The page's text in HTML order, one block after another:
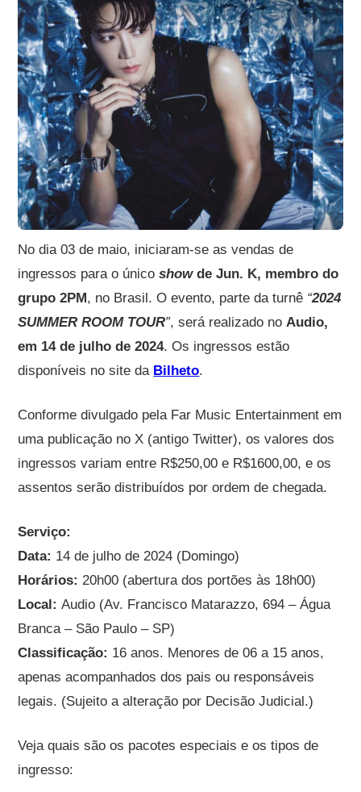
No dia 03 de maio, iniciaram-se as vendas de
ingressos para o único showdeJun. K, membro do
grupo2PM, no Brasil. O evento, parte da turnê “2024
SUMMER ROOM TOUR”, será realizado no Audio,
em 14 de julho de 2024. Os ingressos estão
disponíveis no site da Bilheto.
Conforme divulgado pela Far Music Entertainment em
uma publicação no X (antigo Twitter), os valores dos
ingressos variam entre R$250,00 e R$1600,00, e os
assentos serão distribuídos por ordem de chegada.
Serviço:
Data: 14 de julho de 2024 (Domingo)
Horários: 20h00 (abertura dos portões às 18h00)
Local: Audio (Av. Francisco Matarazzo, 694 – Água
Branca – São Paulo – SP)
Classificação: 16 anos. Menores de 06 a 15 anos,
apenas acompanhados dos pais ou responsáveis
legais. (Sujeito a alteração por Decisão Judicial.)
Veja quais são os pacotes especiais e os tipos de
ingresso: